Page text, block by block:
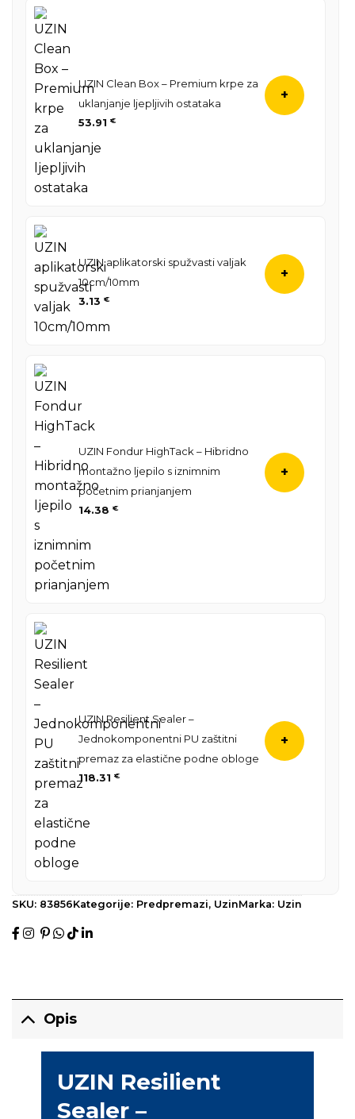
UZIN Clean Box – Premium krpe za
uklanjanje ljepljivih ostataka
53.91 €
+
UZIN aplikatorski spužvasti valjak
10cm/10mm
3.13 €
+
UZIN Fondur HighTack – Hibridno
montažno ljepilo s iznimnim
početnim prianjanjem
14.38 €
+
UZIN Resilient Sealer –
Jednokomponentni PU zaštitni
premaz za elastične podne obloge
118.31 €
+
SKU: 83856Kategorije: Predpremazi, UzinMarka: Uzin
Opis
UZIN Resilient
Sealer –